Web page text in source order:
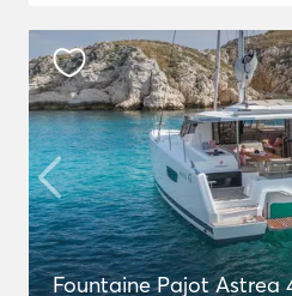
Fountaine Pajot Astrea